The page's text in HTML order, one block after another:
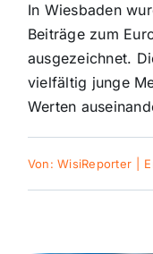
Kultur
Panorama
In Wiesbaden
Beiträge zum
ausgezeichnet.
vielfältig junge
Werten
Von:WisiReporter